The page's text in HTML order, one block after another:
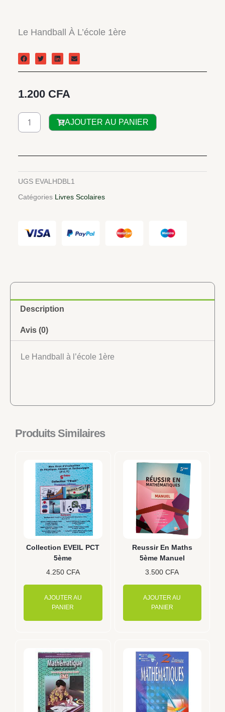
Le Handball À L’école 1ère
1.200 CFA
quantité
de
Handball
l’école
AJOUTER AU PANIER
UGS EVALHDBL1
Catégories Livres Scolaires
Description
Avis (0)
Le Handball à l’école 1ère
Produits Similaires
Collection EVEIL PCT
5ème
4.250 CFA
AJOUTER AU
PANIER
Reussir En Maths
5ème Manuel
3.500CFA
AJOUTER AU
PANIER